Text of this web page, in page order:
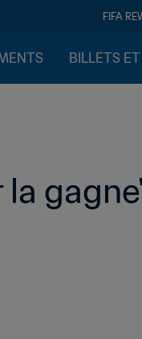
FIFA
BILLETS